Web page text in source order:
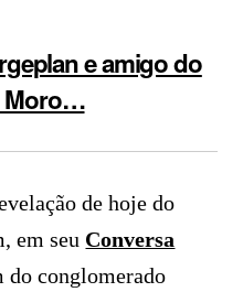
e amigo do
Moro…
de hoje do
em seu Conversa
do conglomerado